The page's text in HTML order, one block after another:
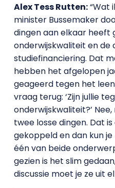
Alex Tess Rutten:“Wat
minister Bussemaker
dingen aan elkaar heeft
onderwijskwaliteit en de
studiefinanciering. Dat
hebben het afgelopen
geageerd tegen het
vraag terug: ‘Zijn jullie
onderwijskwaliteit?’
twee losse dingen. Dat
gekoppeld en dan kun
één van beide
gezien is het slim
discussie moet je ze uit